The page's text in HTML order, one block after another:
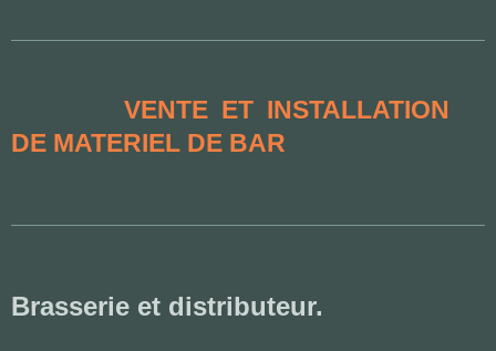
VENTE ET INSTALLATION
DE MATERIEL DE BAR
Brasserie et distributeur.